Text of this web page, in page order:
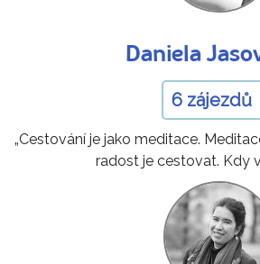
Daniela
6 zájezdů
„Cestování je jako meditace.
radost je cestovat. Kdy